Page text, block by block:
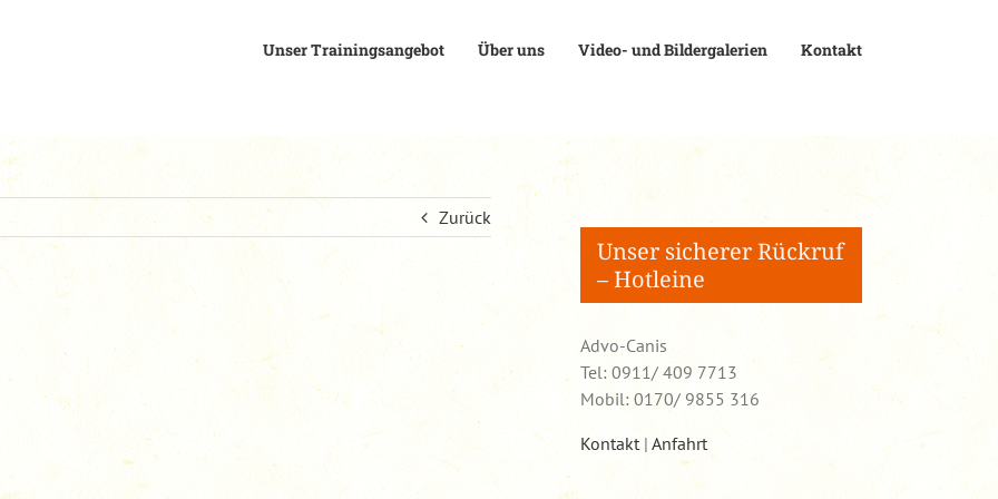
Unser Trainingsangebot Über uns Video- und Bildergalerien Kontakt
Zurück
Unser sicherer Rückruf
– Hotleine
Advo-Canis
Tel: 0911/ 409 7713
Mobil: 0170/ 9855 316
Kontakt| Anfahrt